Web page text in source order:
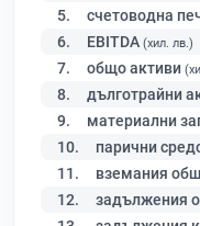
5. счетоводна
6. EBITDA (хил. лв.)
7. общо активи
8. дълготрайни
9. материални
10. парични
11. вземания
12. задължения